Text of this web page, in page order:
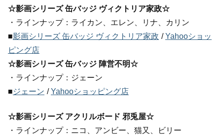
☆影画シリーズ 缶バッジ ヴィクトリア家政☆
・ラインナップ：ライカン、エレン、リナ、カリン
■影画シリーズ 缶バッジ ヴィクトリア家政 /Yahooショッ
ピング店
☆影画シリーズ 缶バッジ 陣営不明☆
・ラインナップ：ジェーン
■ジェーン /Yahooショッピング店
☆影画シリーズ アクリルボード 邪兎屋☆
・ラインナップ：ニコ、アンビー、猫又、ビリー